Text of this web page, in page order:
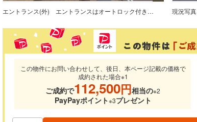
エントランス(外) エントランスはオートロック付きです。 現況写真
この物件にお問い合わせして、後日、本ページ記載の価格で
成約された場合※1
ご成約で112,500円相当の※2
PayPayポイント※3プレゼント